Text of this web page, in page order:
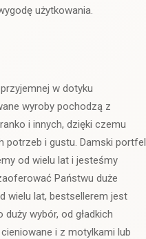
użytkowania.
w dotyku
wyroby pochodzą z
i innych, dzięki czemu
potrzeb i gustu. Damski portfel
od wielu lat i jesteśmy
Państwu duże
wielu lat, bestsellerem jest
wybór, od gładkich
i z motylkami lub